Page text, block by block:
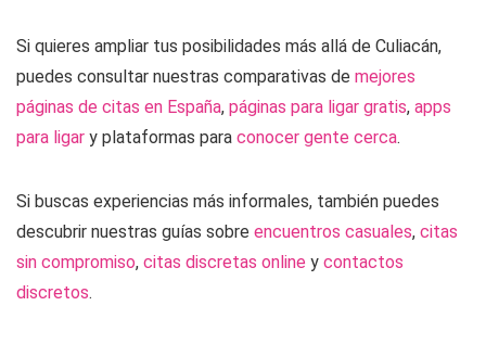
Si quieres ampliar tus posibilidades más allá de Culiacán,
puedes consultar nuestras comparativas de mejores
páginas de citas en España, páginas para ligar gratis, apps
para ligar y plataformas para conocer gente cerca.
Si buscas experiencias más informales, también puedes
descubrir nuestras guías sobre encuentros casuales, citas
sin compromiso, citas discretas online y contactos
discretos.